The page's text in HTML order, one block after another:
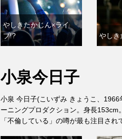
やしきたかじん×ライ
ブ!?
やしき
小泉今日子
小泉 今日子(こいずみ きょうこ、
ーニングプロダクション。身長153cm
「不倫している」の噂が最も注目され